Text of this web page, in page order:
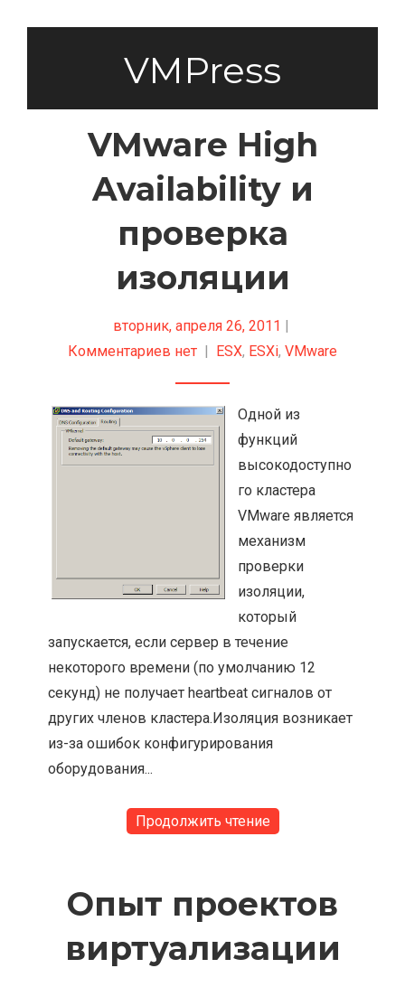
VMPress
VMware High
Availability и
проверка
изоляции
вторник, апреля 26, 2011 |
Комментариев нет | ESX, ESXi, VMware
Одной из
функций
высокодоступно
го кластера
VMware является
механизм
проверки
изоляции,
который
запускается, если сервер в течение
некоторого времени (по умолчанию 12
секунд) не получает heartbeat сигналов от
других членов кластера.Изоляция возникает
из-за ошибок конфигурирования
оборудования...
Продолжить чтение
Опыт проектов
виртуализации